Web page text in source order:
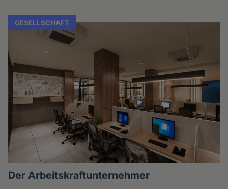
GESELLSCHAFT
Der Arbeitskraftunternehmer